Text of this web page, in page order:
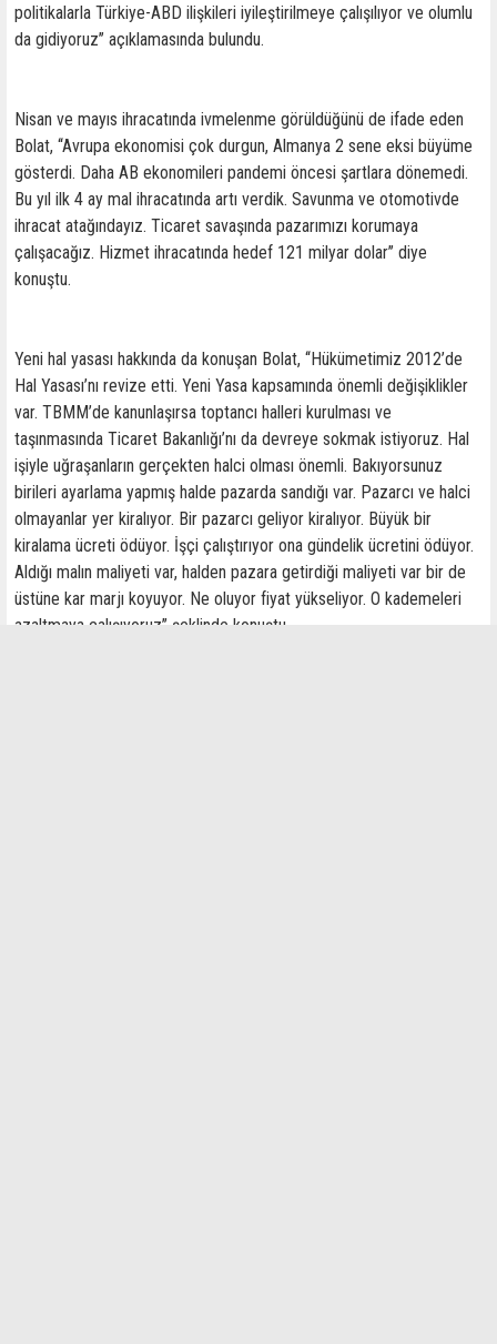
politikalarla Türkiye-ABD ilişkileri iyileştirilmeye çalışılıyor ve olumlu
da gidiyoruz’’ açıklamasında bulundu.
Nisan ve mayıs ihracatında ivmelenme görüldüğünü de ifade eden
Bolat, ‘‘Avrupa ekonomisi çok durgun, Almanya 2 sene eksi büyüme
gösterdi. Daha AB ekonomileri pandemi öncesi şartlara dönemedi.
Bu yıl ilk 4 ay mal ihracatında artı verdik. Savunma ve otomotivde
ihracat atağındayız. Ticaret savaşında pazarımızı korumaya
çalışacağız. Hizmet ihracatında hedef 121 milyar dolar’’ diye
konuştu.
Yeni hal yasası hakkında da konuşan Bolat, ‘‘Hükümetimiz 2012’de
Hal Yasası’nı revize etti. Yeni Yasa kapsamında önemli değişiklikler
var. TBMM’de kanunlaşırsa toptancı halleri kurulması ve
taşınmasında Ticaret Bakanlığı’nı da devreye sokmak istiyoruz. Hal
işiyle uğraşanların gerçekten halci olması önemli. Bakıyorsunuz
birileri ayarlama yapmış halde pazarda sandığı var. Pazarcı ve halci
olmayanlar yer kiralıyor. Bir pazarcı geliyor kiralıyor. Büyük bir
kiralama ücreti ödüyor. İşçi çalıştırıyor ona gündelik ücretini ödüyor.
Aldığı malın maliyeti var, halden pazara getirdiği maliyeti var bir de
üstüne kar marjı koyuyor. Ne oluyor fiyat yükseliyor. O kademeleri
azaltmaya çalışıyoruz’’ şeklinde konuştu.